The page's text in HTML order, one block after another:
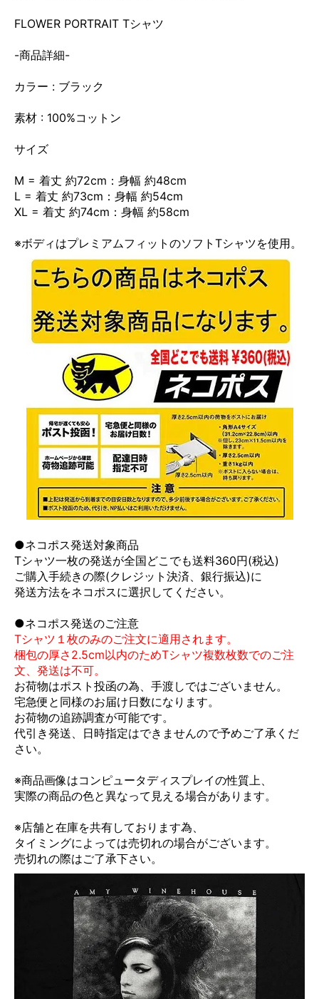
FLOWER PORTRAIT Tシャツ
-商品詳細-
カラー : ブラック
素材 : 100%コットン
サイズ
M = 着丈 約72cm：身幅 約48cm
L = 着丈 約73cm：身幅 約54cm
XL = 着丈 約74cm：身幅 約58cm
※ボディはプレミアムフィットのソフトTシャツを使用。
●ネコポス発送対象商品
Tシャツ一枚の発送が全国どこでも送料360円(税込)
ご購入手続きの際(クレジット決済、銀行振込)に
発送方法をネコポスに選択してください。
●ネコポス発送のご注意
Tシャツ１枚のみのご注文に適用されます。
梱包の厚さ2.5cm以内のためTシャツ複数枚数でのご注
文、発送は不可。
お荷物はポスト投函の為、手渡しではございません。
宅急便と同様のお届け日数になります。
お荷物の追跡調査が可能です。
代引き発送、日時指定はできませんので予めご了承くだ
さい。
※商品画像はコンピュータディスプレイの性質上、
実際の商品の色と異なって見える場合があります。
※店舗と在庫を共有しております為、
タイミングによっては売切れの場合がございます。
売切れの際はご了承下さい。